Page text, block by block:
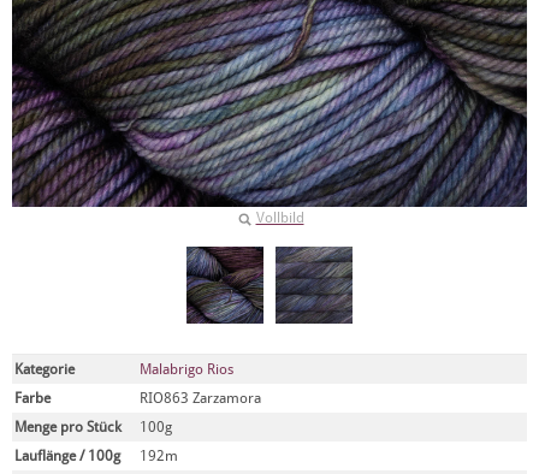
Vollbild
Kategorie
Malabrigo Rios
Farbe
RIO863 Zarzamora
Menge pro Stück
100g
Lauflänge / 100g
192m